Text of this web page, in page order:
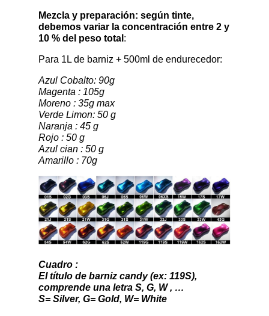
Mezcla y preparación: según tinte,
debemos variar la concentración entre 2 y
10 % del peso total :
Para 1L de barniz + 500ml de endurecedor:
Azul Cobalto: 90g
Magenta : 105g
Moreno : 35g max
Verde Limon: 50 g
Naranja : 45 g
Rojo : 50 g
Azul cian : 50 g
Amarillo : 70g
Cuadro :
El título de barniz candy (ex: 119S),
comprende una letra S, G, W , …
S= Silver, G= Gold, W= White